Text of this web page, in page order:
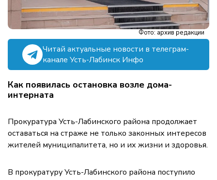
Фото: архив редакции
Читай актуальные новости в телеграм-
канале Усть-Лабинск Инфо
Как появилась остановка возле дома-
интерната
Прокуратура Усть-Лабинского района продолжает
оставаться на страже не только законных интересов
жителей муниципалитета, но и их жизни и здоровья.
В прокуратуру Усть-Лабинского района поступило